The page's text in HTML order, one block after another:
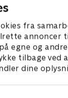
fra
annoncer
egne og
tilbage ved
dine